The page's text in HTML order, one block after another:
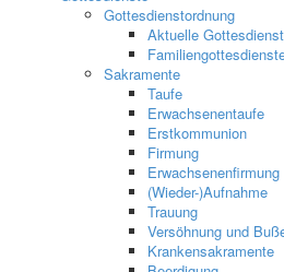
Gottesdienstordnung
Aktuelle
Sakramente
Taufe
Erwachsenentaufe
Erstkommunion
Firmung
Erwachsenenfirmung
(Wieder-)Aufnahme
Trauung
Versöhnung und
Krankensakramente